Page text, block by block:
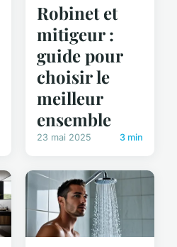
Robinet et
mitigeur :
guide pour
choisir le
meilleur
ensemble
23 mai 2025 3 min